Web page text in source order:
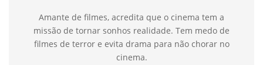
Amante de filmes, acredita que o cinema tem a
missão de tornar sonhos realidade. Tem medo de
filmes de terror e evita drama para não chorar no
cinema.